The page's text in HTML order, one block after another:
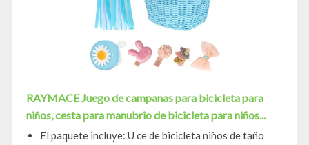
RAYMACE Juego de campanas para bicicleta para
niños, cesta para manubrio de bicicleta para niños...
El paquete incluye: U ce de bicicleta niños de taño